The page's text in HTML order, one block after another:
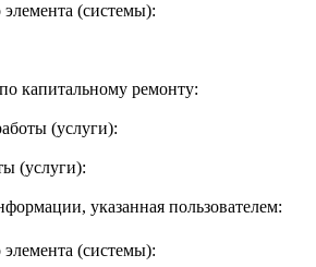
(системы):
капитальному ремонту:
(услуги):
(услуги):
указанная пользователем:
(системы):